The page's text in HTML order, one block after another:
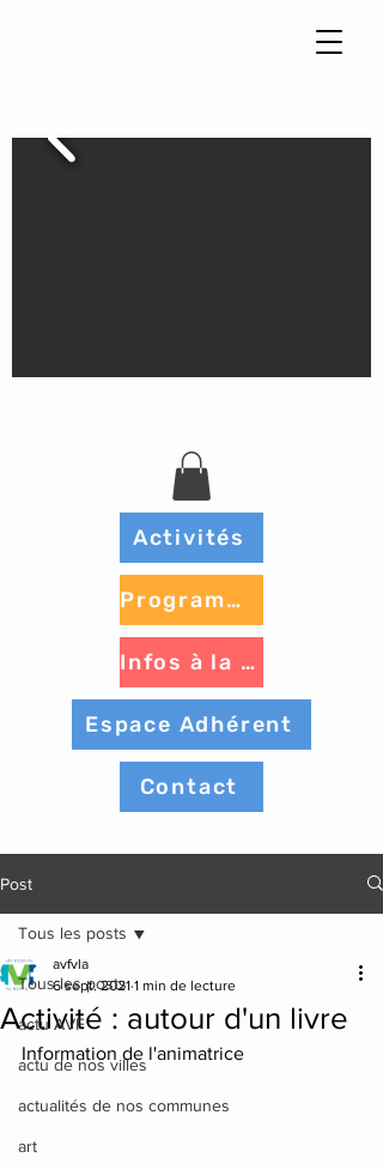
Activités
Contact
Espace Adhérent
Infos à la une
Programme à venir
Post
Tous les posts
actu AVF
actu de nos villes
actualités de nos communes
art
Tous les posts
Activité : autour d'un livre
avfvla
6 sept. 2021 1 min de lecture
Information de l'animatrice